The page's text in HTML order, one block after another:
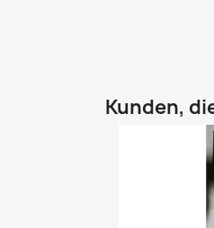
Kunden,